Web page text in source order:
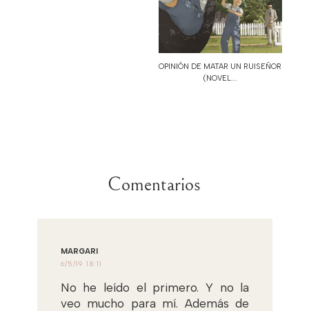
OPINIÓN DE MATAR UN RUISEÑOR
(NOVEL...
Comentarios
MARGARI
6/5/19 18:11
No he leído el primero. Y no la
veo mucho para mí. Además de